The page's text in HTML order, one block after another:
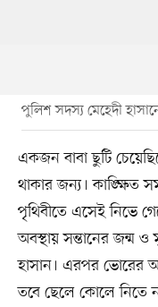
পুলিশ সদস্য মেহেদী
একজন বাবা ছুটি
থাকার জন্য। কাঙ্ক্ষিত
পৃথিবীতে এসেই নিভে
অবস্থায় সন্তানের জন্ম
হাসান। এরপর ভোরের
তবে ছেলে কোলে নিতে